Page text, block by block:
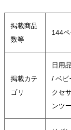
掲載商品
数等
144
掲載カテ
ゴリ
日用
/ ベビ
クセ
ンツ